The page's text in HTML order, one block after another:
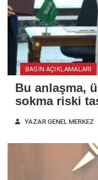
BASIN AÇIKLAMALARI
Bu anlaşma,
sokma riski
YAZAR GENEL MERKEZ